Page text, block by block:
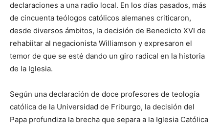
declaraciones a una radio local. En los días pasados, más
de cincuenta teólogos católicos alemanes criticaron,
desde diversos ámbitos, la decisión de Benedicto XVI de
rehabiitar al negacionista Williamson y expresaron el
temor de que se esté dando un giro radical en la historia
de la Iglesia.
Según una declaración de doce profesores de teología
católica de la Universidad de Friburgo, la decisión del
Papa profundiza la brecha que separa a la Iglesia Católica